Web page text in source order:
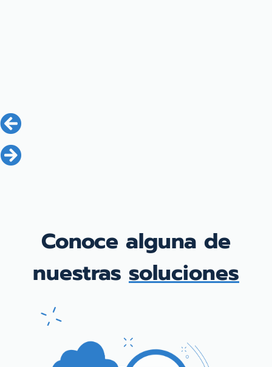
Conoce alguna de
nuestras soluciones